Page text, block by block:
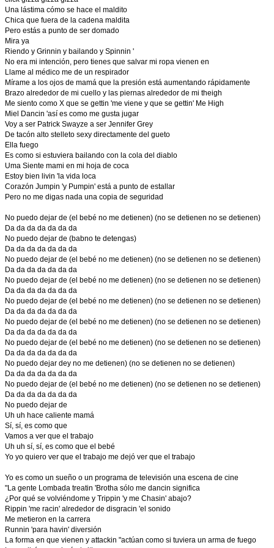
Una lástima cómo se hace el maldito
Chica que fuera de la cadena maldita
Pero estás a punto de ser domado
Mira ya
Riendo y Grinnin y bailando y Spinnin '
No era mi intención, pero tienes que salvar mi ropa vienen en
Llame al médico me de un respirador
Mírame a los ojos de mamá que la presión está aumentando rápidamente
Brazo alrededor de mi cuello y las piernas alrededor de mi theigh
Me siento como X que se gettin 'me viene y que se gettin' Me High
Miel Dancin 'así es como me gusta jugar
Voy a ser Patrick Swayze a ser Jennifer Grey
De tacón alto stelleto sexy directamente del gueto
Ella fuego
Es como si estuviera bailando con la cola del diablo
Uma Siente mami en mi hoja de coca
Estoy bien livin 'la vida loca
Corazón Jumpin 'y Pumpin' está a punto de estallar
Pero no me digas nada una copia de seguridad
No puedo dejar de (el bebé no me detienen) (no se detienen no se detienen)
Da da da da da da da
No puedo dejar de (babno te detengas)
Da da da da da da da
No puedo dejar de (el bebé no me detienen) (no se detienen no se detienen)
Da da da da da da da
No puedo dejar de (el bebé no me detienen) (no se detienen no se detienen)
Da da da da da da da
No puedo dejar de (el bebé no me detienen) (no se detienen no se detienen)
Da da da da da da da
No puedo dejar de (el bebé no me detienen) (no se detienen no se detienen)
Da da da da da da da
No puedo dejar de (el bebé no me detienen) (no se detienen no se detienen)
Da da da da da da da
No puedo dejar dey no me detienen) (no se detienen no se detienen)
Da da da da da da da
No puedo dejar de (el bebé no me detienen) (no se detienen no se detienen)
Da da da da da da da
No puedo dejar de
Uh uh hace caliente mamá
Sí, sí, es como que
Vamos a ver que el trabajo
Uh uh sí, sí, es como que el bebé
Yo yo quiero ver que el trabajo me dejó ver que el trabajo
Yo es como un sueño o un programa de televisión una escena de cine
"La gente Lombada treatin 'Brotha sólo me dancin significa
¿Por qué se volviéndome y Trippin 'y me Chasin' abajo?
Rippin 'me racin' alrededor de disgracin 'el sonido
Me metieron en la carrera
Runnin 'para havin' diversión
La forma en que vienen y attackin "actúan como si tuviera un arma de fuego